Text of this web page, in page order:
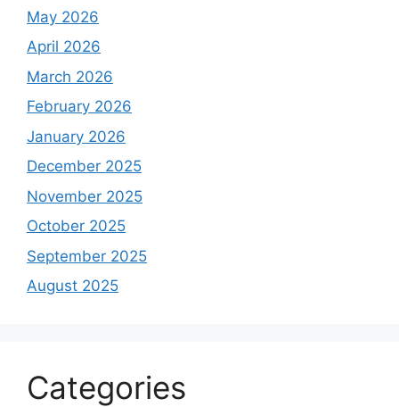
May 2026
April 2026
March 2026
February 2026
January 2026
December 2025
November 2025
October 2025
September 2025
August 2025
Categories